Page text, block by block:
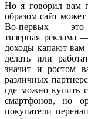
Но я говорил вам
образом сайт
Во-первых — это
тизерная реклама
доходы капают
делать или
значит и ростом
различных
где можно купить
смартфонов, но
покупатели